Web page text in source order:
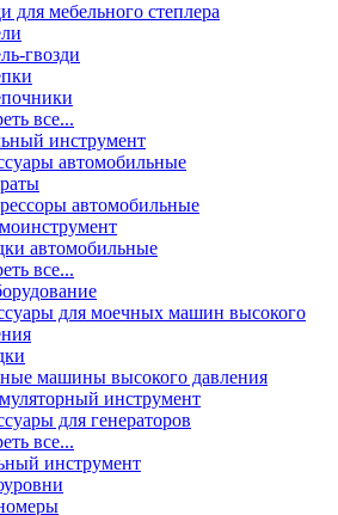
для мебельного степлера
гвозди
все...
инструмент
автомобильные
автомобильные
автомобильные
все...
для моечных машин высокого
машины высокого давления
инструмент
для генераторов
все...
инструмент